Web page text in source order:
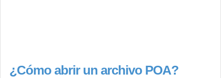
¿Cómo abrir un archivo POA?